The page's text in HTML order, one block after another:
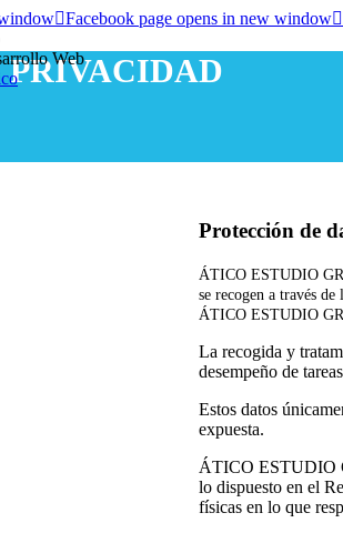
Facebook page opens in new window
Web
Protección de
ÁTICO ESTUDIO
se recogen a través
ÁTICO ESTUDIO
La recogida y
desempeño de
Estos datos
expuesta.
ÁTICO ESTUDIO
lo dispuesto en el
físicas en lo que